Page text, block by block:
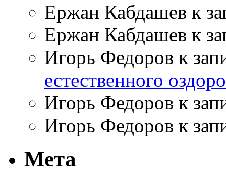
Ержан Кабдашев к
Ержан Кабдашев к
Игорь Федоров к
естественного
Игорь Федоров к
Игорь Федоров к
Мета